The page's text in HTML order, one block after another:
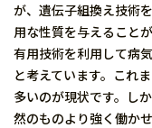
が、遺伝子組換え技術
用な性質を与えること
有用技術を利用して病
と考えています。これ
多いのが現状です。し
然のものより強く働か